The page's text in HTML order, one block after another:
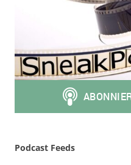
Podcast Feeds